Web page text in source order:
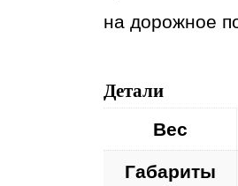
на дорожное
Детали
Вес
Габариты